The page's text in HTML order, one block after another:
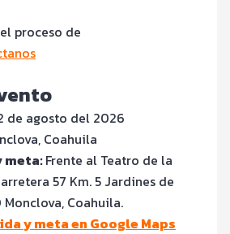
proceso de
de agosto del 2026
Coahuila
meta:Frente al Teatro de la
57 Km. 5 Jardines de
Coahuila.
y meta en Google Maps